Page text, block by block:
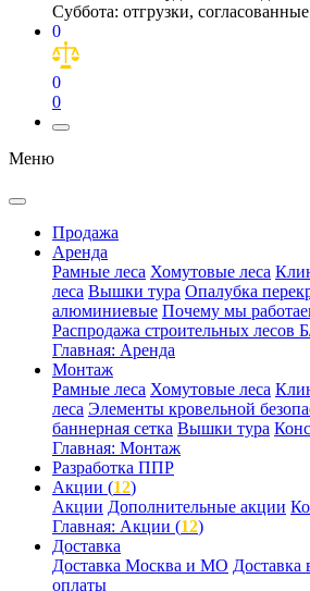
Суббота: отгрузки,
0
0
0
Меню
Продажа
Аренда
Рамные леса Хомутовые леса
леса Вышки тура Опалубка
алюминиевые Почему мы
Распродажа строительных лесов
Главная: Аренда
Монтаж
Рамные леса Хомутовые леса
леса Элементы кровельной
баннерная сетка Вышки тура
Главная: Монтаж
Разработка ППР
Акции (12)
Акции Дополнительные акции
Главная: Акции (12)
Доставка
Доставка Москва и МО Доставка
оплаты